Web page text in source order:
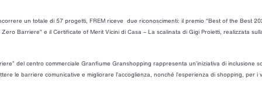
un totale di 57 progetti, FREM riceve due riconoscimenti: il premio “Best of the Best
Barriere” e il Certificate of Merit Vicini di Casa – La scalinata di Gigi Proietti, realizzata
del centro commerciale Granfiume Granshopping rappresenta un’iniziativa di inclusione
le barriere comunicative e migliorare l’accoglienza, nonché l’esperienza di shopping, per i